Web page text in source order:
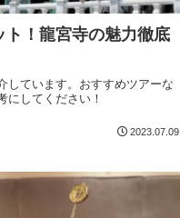
！龍宮寺の魅力徹底
しています。おすすめツアーな
にしてください！
2023.07.09